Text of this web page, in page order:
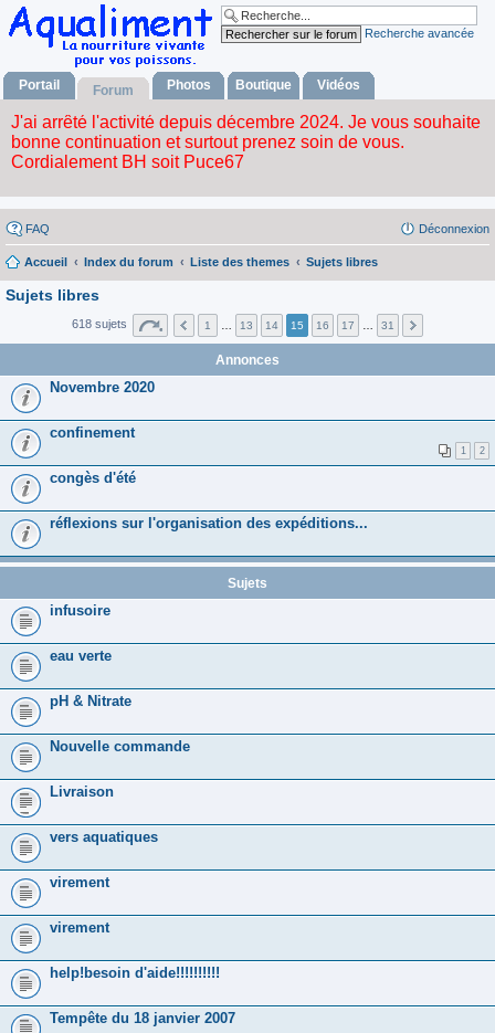
Recherche avancée
Portail Forum Photos Boutique Vidéos
FAQ Déconnexion
Accueil Index du forum Liste des themes Sujets libres
Sujets libres
618 sujets 1 13 14 15 16 17 31
Annonces
Novembre 2020
confinement
1 2
congès d'été
réflexions sur l'organisation des expéditions...
Sujets
infusoire
eau verte
pH & Nitrate
Nouvelle commande
Livraison
vers aquatiques
virement
virement
help!besoin d'aide!!!!!!!!!!
Tempête du 18 janvier 2007